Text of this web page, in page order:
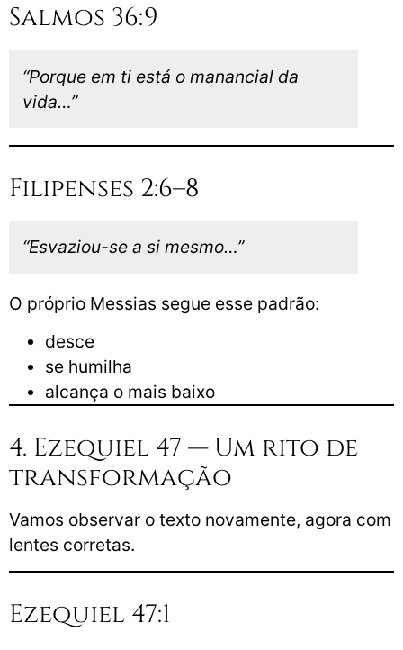
Salmos 36:9
“Porque em ti está o manancial da
vida…”
Filipenses 2:6–8
“Esvaziou-se a si mesmo…”
O próprio Messias segue esse padrão:
desce
se humilha
alcança o mais baixo
4. Ezequiel 47 — Um rito de
transformação
Vamos observar o texto novamente, agora com
lentes corretas.
Ezequiel 47:1